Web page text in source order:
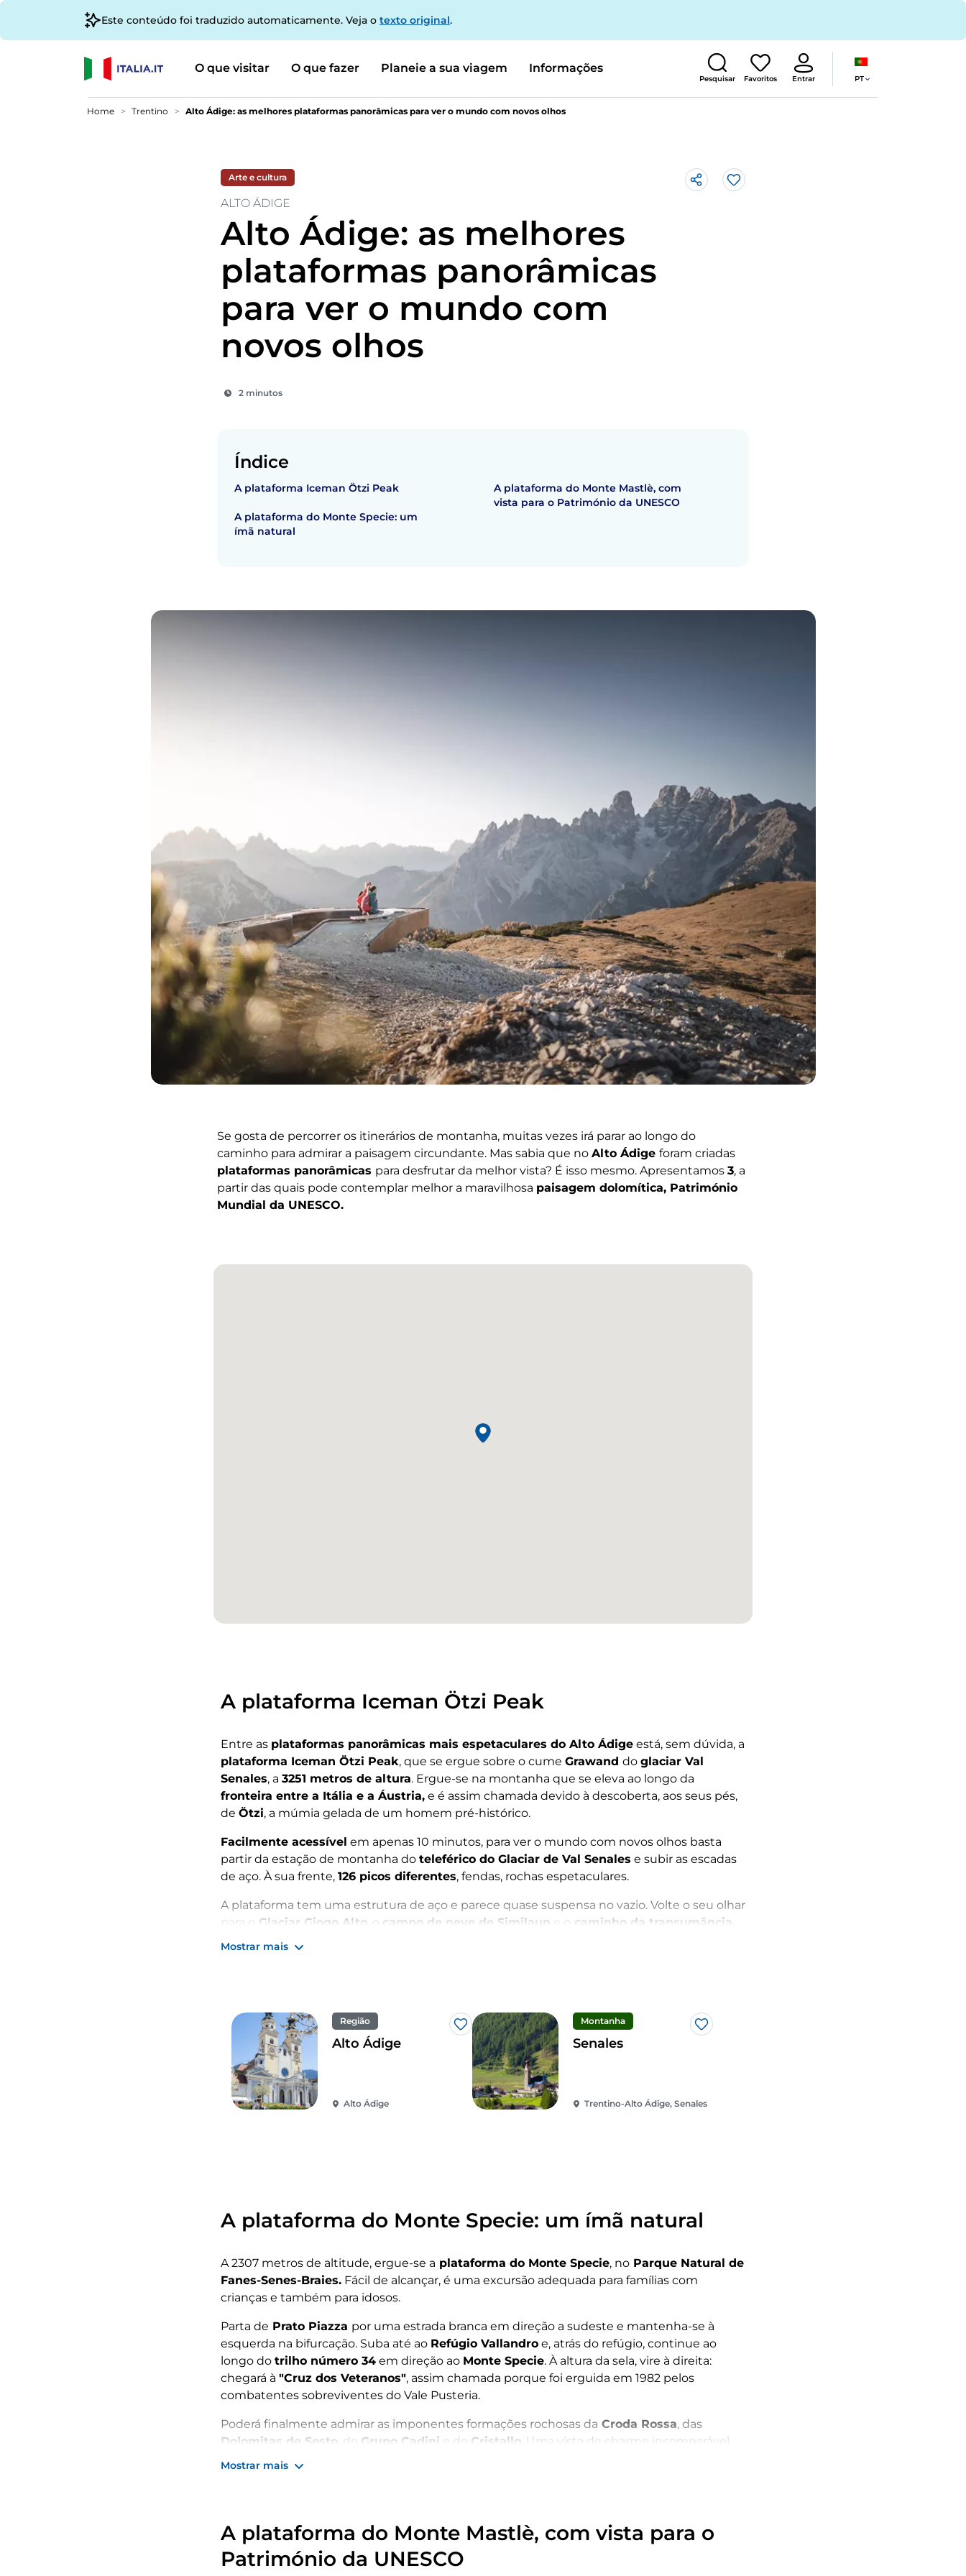
Este conteúdo foi traduzido automaticamente. Veja o texto original.
O que visitar O que fazer Planeie a sua viagem Informações
Pesquisar Favoritos Entrar PT
Home Trentino Alto Ádige: as melhores plataformas panorâmicas para ver o mundo com novos olhos
Arte e cultura
ALTO ÁDIGE
Alto Ádige: as melhores
plataformas panorâmicas
para ver o mundo com
novos olhos
2 minutos
Gosto
Índice
A plataforma Iceman Ötzi Peak
A plataforma do Monte Specie: um
ímã natural
A plataforma do Monte Mastlè, com
vista para o Património da UNESCO
Se gosta de percorrer os itinerários de montanha, muitas vezes irá parar ao longo do
caminho para admirar a paisagem circundante. Mas sabia que no Alto Ádige foram criadas
plataformas panorâmicas para desfrutar da melhor vista? É isso mesmo. Apresentamos 3, a
partir das quais pode contemplar melhor a maravilhosa paisagem dolomítica, Património
Mundial da UNESCO.
A plataforma Iceman Ötzi Peak
Entre as plataformas panorâmicas mais espetaculares do Alto Ádige está, sem dúvida, a
plataforma Iceman Ötzi Peak, que se ergue sobre o cume Grawand do glaciar Val
Senales, a 3251 metros de altura. Ergue-se na montanha que se eleva ao longo da
fronteira entre a Itália e a Áustria, e é assim chamada devido à descoberta, aos seus pés,
de Ötzi, a múmia gelada de um homem pré-histórico.
Facilmente acessível em apenas 10 minutos, para ver o mundo com novos olhos basta
partir da estação de montanha do teleférico do Glaciar de Val Senales e subir as escadas
de aço. À sua frente, 126 picos diferentes, fendas, rochas espetaculares.
A plataforma tem uma estrutura de aço e parece quase suspensa no vazio. Volte o seu olhar
para o Glaciar Giogo Alto , o campo de neve de Similaun e o caminho da transumância,
uma bacia hidrográfica
Mostrar mais
Região
Gosto
Alto Ádige
Alto Ádige
Montanha
Gosto
Senales
Trentino-Alto Ádige, Senales
A plataforma do Monte Specie: um ímã natural
A 2307 metros de altitude, ergue-se a plataforma do Monte Specie, no Parque Natural de
Fanes-Senes-Braies. Fácil de alcançar, é uma excursão adequada para famílias com
crianças e também para idosos.
Parta de Prato Piazza por uma estrada branca em direção a sudeste e mantenha-se à
esquerda na bifurcação. Suba até ao Refúgio Vallandro e, atrás do refúgio, continue ao
longo do trilho número 34 em direção ao Monte Specie. À altura da sela, vire à direita:
chegará à "Cruz dos Veteranos", assim chamada porque foi erguida em 1982 pelos
combatentes sobreviventes do Vale Pusteria.
Poderá finalmente admirar as imponentes formações rochosas da Croda Rossa, das
Dolomitas de Sesto , do Grupo Cadini e do Cristallo . Uma vista de charme incomparável.
Mostrar mais
A plataforma do Monte Mastlè, com vista para o
Património da UNESCO